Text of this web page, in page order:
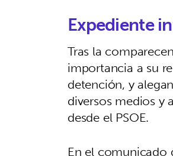
Expediente
Tras la
importancia a su
detención, y
diversos medios y
desde el PSOE.
En el comunicado